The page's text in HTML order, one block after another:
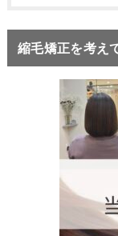
縮毛矯正を考え